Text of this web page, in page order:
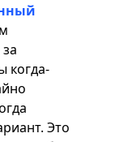
когда-
Это